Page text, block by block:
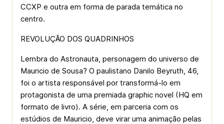
CCXP e outra em forma de parada temática no
centro.
REVOLUÇÃO DOS QUADRINHOS
Lembra do Astronauta, personagem do universo de
Mauricio de Sousa? O paulistano Danilo Beyruth, 46,
foi o artista responsável por transformá-lo em
protagonista de uma premiada graphic novel (HQ em
formato de livro). A série, em parceria com os
estúdios de Mauricio, deve virar uma animação pelas